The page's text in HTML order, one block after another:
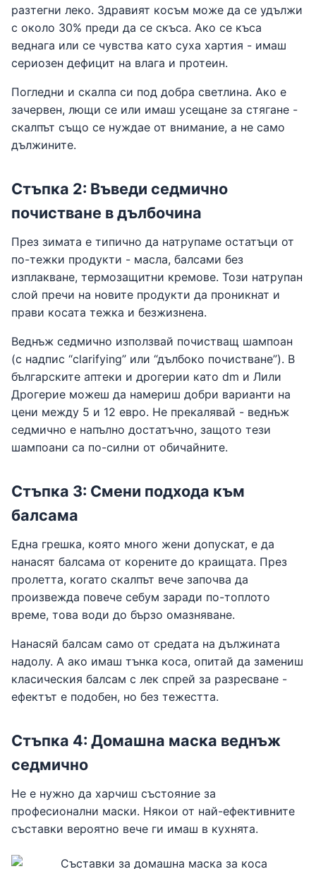
разтегни леко. Здравият косъм може да се удължи
с около 30% преди да се скъса. Ако се къса
веднага или се чувства като суха хартия - имаш
сериозен дефицит на влага и протеин.
Погледни и скалпа си под добра светлина. Ако е
зачервен, лющи се или имаш усещане за стягане -
скалпът също се нуждае от внимание, а не само
дължините.
Стъпка 2: Въведи седмично
почистване в дълбочина
През зимата е типично да натрупаме остатъци от
по-тежки продукти - масла, балсами без
изплакване, термозащитни кремове. Този натрупан
слой пречи на новите продукти да проникнат и
прави косата тежка и безжизнена.
Веднъж седмично използвай почистващ шампоан
(с надпис “clarifying” или “дълбоко почистване”). В
българските аптеки и дрогерии като dm и Лили
Дрогерие можеш да намериш добри варианти на
цени между 5 и 12 евро. Не прекалявай - веднъж
седмично е напълно достатъчно, защото тези
шампоани са по-силни от обичайните.
Стъпка 3: Смени подхода към
балсама
Една грешка, която много жени допускат, е да
нанасят балсама от корените до краищата. През
пролетта, когато скалпът вече започва да
произвежда повече себум заради по-топлото
време, това води до бързо омазняване.
Нанасяй балсам само от средата на дължината
надолу. А ако имаш тънка коса, опитай да замениш
класическия балсам с лек спрей за разресване -
ефектът е подобен, но без тежестта.
Стъпка 4: Домашна маска веднъж
седмично
Не е нужно да харчиш състояние за
професионални маски. Някои от най-ефективните
съставки вероятно вече ги имаш в кухнята.